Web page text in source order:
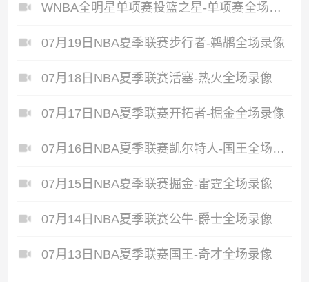
WNBA全明星单项赛投篮之星-单项赛全场录像
07月19日NBA夏季联赛步行者-鹈鹕全场录像
07月18日NBA夏季联赛活塞-热火全场录像
07月17日NBA夏季联赛开拓者-掘金全场录像
07月16日NBA夏季联赛凯尔特人-国王全场录像
07月15日NBA夏季联赛掘金-雷霆全场录像
07月14日NBA夏季联赛公牛-爵士全场录像
07月13日NBA夏季联赛国王-奇才全场录像